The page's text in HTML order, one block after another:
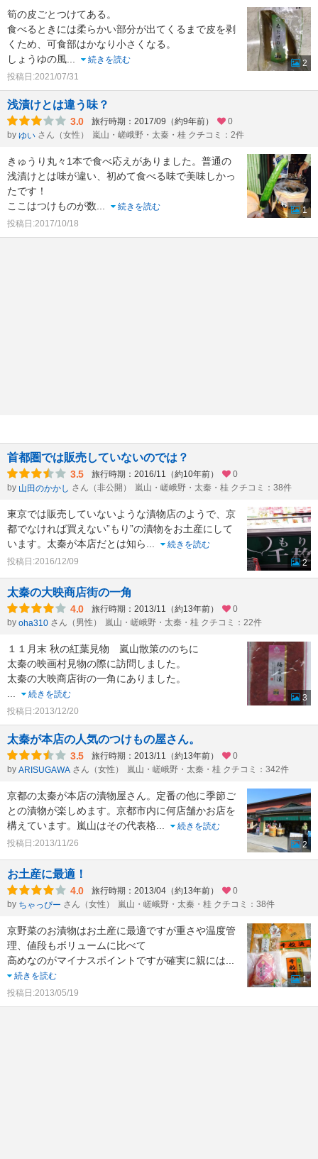
筍の皮ごとつけてある。
食べるときには柔らかい部分が出てくるまで皮を剥
くため、可食部はかなり小さくなる。
しょうゆの風...
続きを読む
投稿日:2021/07/31
2
浅漬けとは違う味？
3.0 旅行時期：2017/09（約9年前）
0
by ゆい さん（女性） 嵐山・嵯峨野・太秦・桂 クチコミ：2件
きゅうり丸々1本で食べ応えがありました。普通の
浅漬けとは味が違い、初めて食べる味で美味しかっ
たです！
ここはつけものが数...
続きを読む
投稿日:2017/10/18
1
首都圏では販売していないのでは？
3.5 旅行時期：2016/11（約10年前）
0
by 山田のかかし さん（非公開） 嵐山・嵯峨野・太秦・桂 クチコミ：38件
東京では販売していないような漬物店のようで、京
都でなければ買えない”もり”の漬物をお土産にして
います。太秦が本店だとは知ら...
続きを読む
投稿日:2016/12/09
2
太秦の大映商店街の一角
4.0 旅行時期：2013/11（約13年前）
0
by oha310 さん（男性） 嵐山・嵯峨野・太秦・桂 クチコミ：22件
１１月末 秋の紅葉見物 嵐山散策ののちに
太秦の映画村見物の際に訪問しました。
太秦の大映商店街の一角にありました。
...
続きを読む
投稿日:2013/12/20
3
太秦が本店の人気のつけもの屋さん。
3.5 旅行時期：2013/11（約13年前）
0
by ARISUGAWA さん（女性） 嵐山・嵯峨野・太秦・桂 クチコミ：342件
京都の太秦が本店の漬物屋さん。定番の他に季節ご
との漬物が楽しめます。京都市内に何店舗かお店を
構えています。嵐山はその代表格...
続きを読む
投稿日:2013/11/26
2
お土産に最適！
4.0 旅行時期：2013/04（約13年前）
0
by ちゃっぴー さん（女性） 嵐山・嵯峨野・太秦・桂 クチコミ：38件
京野菜のお漬物はお土産に最適ですが重さや温度管
理、値段もボリュームに比べて
高めなのがマイナスポイントですが確実に親には...
続きを読む
投稿日:2013/05/19
1